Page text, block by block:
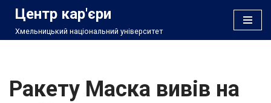
Перейти
Центр кар'єри
Хмельницький національний університет
Ракету Маска вивів на